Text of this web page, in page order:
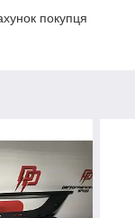
покупця